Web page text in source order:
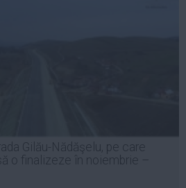
Gilău-Nădăşelu, pe care
o finalizeze în noiembrie –